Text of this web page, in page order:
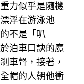
力似乎是隨機
浮在游泳池
不是「叭
泊車口訣的魔
車聲，接著，
帽的人朝他衝